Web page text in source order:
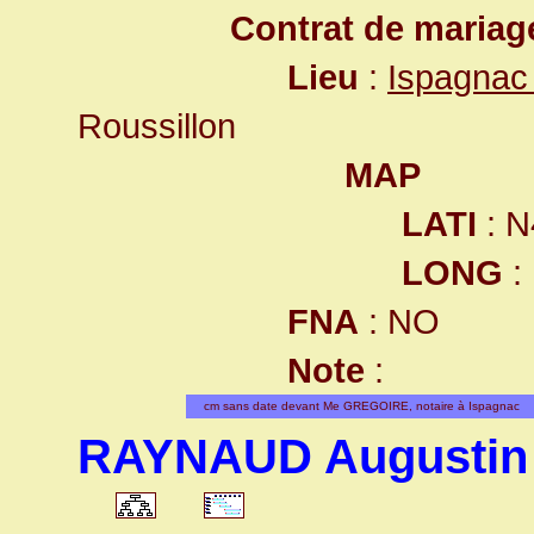
Contrat de
Lieu :
Roussillon
MAP
LATI :
LONG :
FNA : NO
Note :
cm sans date devant Me GREGOIRE, notaire à Ispagnac
RAYNAUD Augustin